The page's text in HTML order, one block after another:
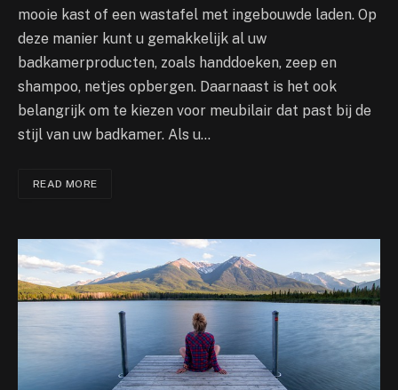
mooie kast of een wastafel met ingebouwde laden. Op
deze manier kunt u gemakkelijk al uw
badkamerproducten, zoals handdoeken, zeep en
shampoo, netjes opbergen. Daarnaast is het ook
belangrijk om te kiezen voor meubilair dat past bij de
stijl van uw badkamer. Als u…
READ MORE